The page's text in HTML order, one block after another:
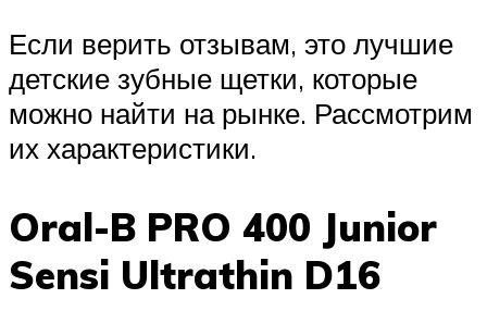
Если верить отзывам, это лучшие
детские зубные щетки, которые
можно найти на рынке. Рассмотрим
их характеристики.
Oral-B PRO 400 Junior
Sensi Ultrathin D16